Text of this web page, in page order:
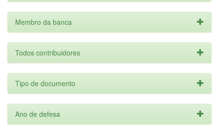
Membro da banca
Todos contribuidores
Tipo de documento
Ano de defesa